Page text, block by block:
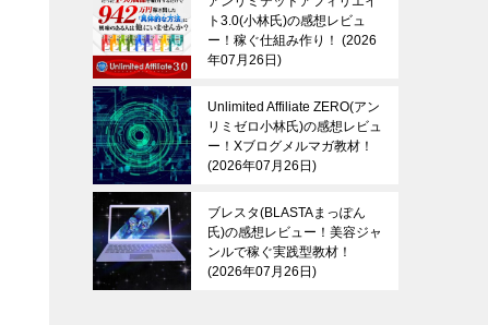
ト3.0(小林氏)の感想レビュ
ー！稼ぐ仕組み作り！
2026
年07月26日
Unlimited Affiliate ZERO(アン
リミゼロ小林氏)の感想レビュ
ー！Xブログメルマガ教材！
2026年07月26日
ブレスタ(BLASTAまっぽん
氏)の感想レビュー！美容ジャ
ンルで稼ぐ実践型教材！
2026年07月26日